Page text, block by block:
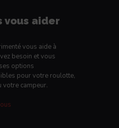
vous aider
vous aide à
besoin et vous
options
pour votre roulotte,
campeur.